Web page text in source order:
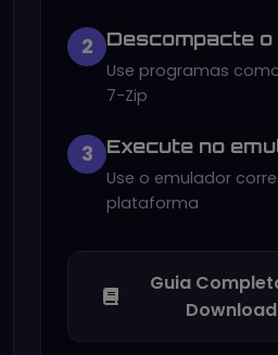
2 Descompacte
Use programas como
7-Zip
3 Execute no
Use o emulador
plataforma
Guia
Download